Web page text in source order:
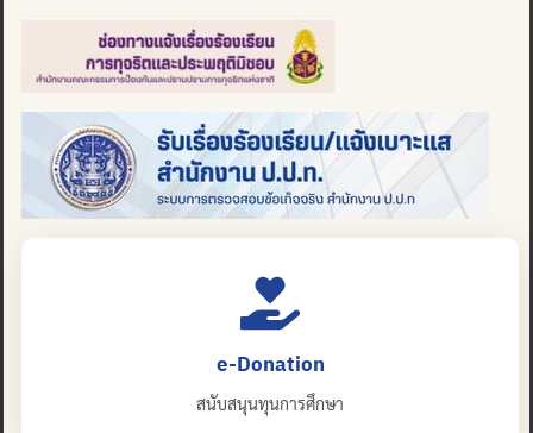
e-Donation
สนับสนุนทุนการศึกษา